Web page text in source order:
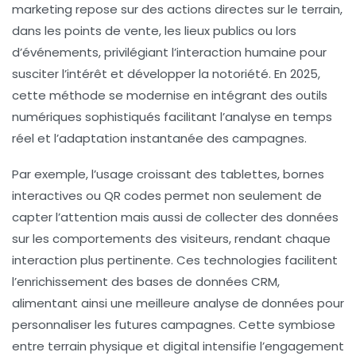
marketing repose sur des actions directes sur le terrain,
dans les points de vente, les lieux publics ou lors
d’événements, privilégiant l’interaction humaine pour
susciter l’intérêt et développer la notoriété. En 2025,
cette méthode se modernise en intégrant des outils
numériques sophistiqués facilitant l’analyse en temps
réel et l’adaptation instantanée des campagnes.
Par exemple, l’usage croissant des tablettes, bornes
interactives ou QR codes permet non seulement de
capter l’attention mais aussi de collecter des données
sur les comportements des visiteurs, rendant chaque
interaction plus pertinente. Ces technologies facilitent
l’enrichissement des bases de données CRM,
alimentant ainsi une meilleure analyse de données pour
personnaliser les futures campagnes. Cette symbiose
entre terrain physique et digital intensifie l’engagement